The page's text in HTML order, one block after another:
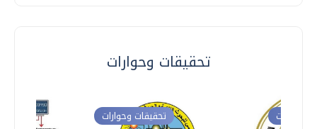
تحقيقات وحوارات
تحقيقات وحوارات وحوارات